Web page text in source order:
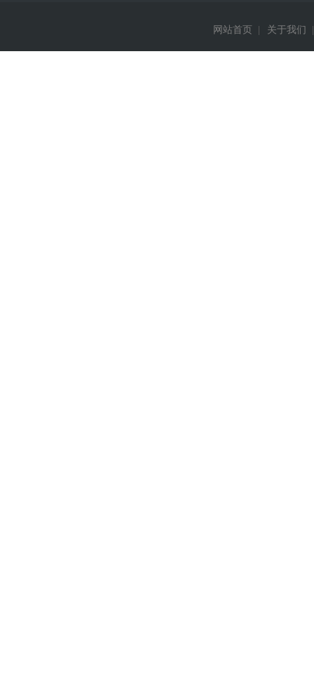
网站首页 关于我们